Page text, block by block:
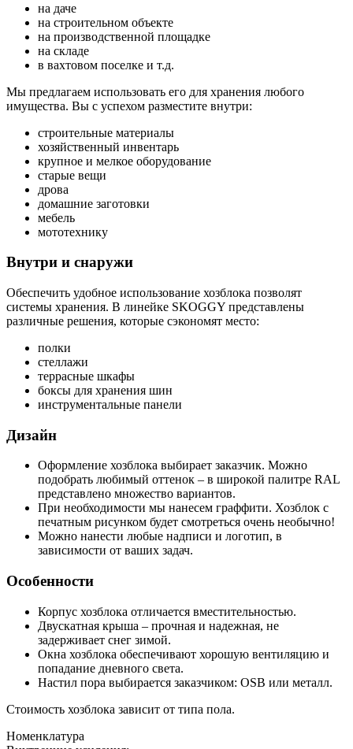
на даче
на строительном объекте
на производственной площадке
на складе
в вахтовом поселке и т.д.
Мы предлагаем использовать его для хранения любого
имущества. Вы с успехом разместите внутри:
строительные материалы
хозяйственный инвентарь
крупное и мелкое оборудование
старые вещи
дрова
домашние заготовки
мебель
мототехнику
Внутри и снаружи
Обеспечить удобное использование хозблока позволят
системы хранения. В линейке SKOGGY представлены
различные решения, которые сэкономят место:
полки
стеллажи
террасные шкафы
боксы для хранения шин
инструментальные панели
Дизайн
Оформление хозблока выбирает заказчик. Можно
подобрать любимый оттенок – в широкой палитре RAL
представлено множество вариантов.
При необходимости мы нанесем граффити. Хозблок с
печатным рисунком будет смотреться очень необычно!
Можно нанести любые надписи и логотип, в
зависимости от ваших задач.
Особенности
Корпус хозблока отличается вместительностью.
Двускатная крыша – прочная и надежная, не
задерживает снег зимой.
Окна хозблока обеспечивают хорошую вентиляцию и
попадание дневного света.
Настил пора выбирается заказчиком: OSB или металл.
Стоимость хозблока зависит от типа пола.
Номенклатура